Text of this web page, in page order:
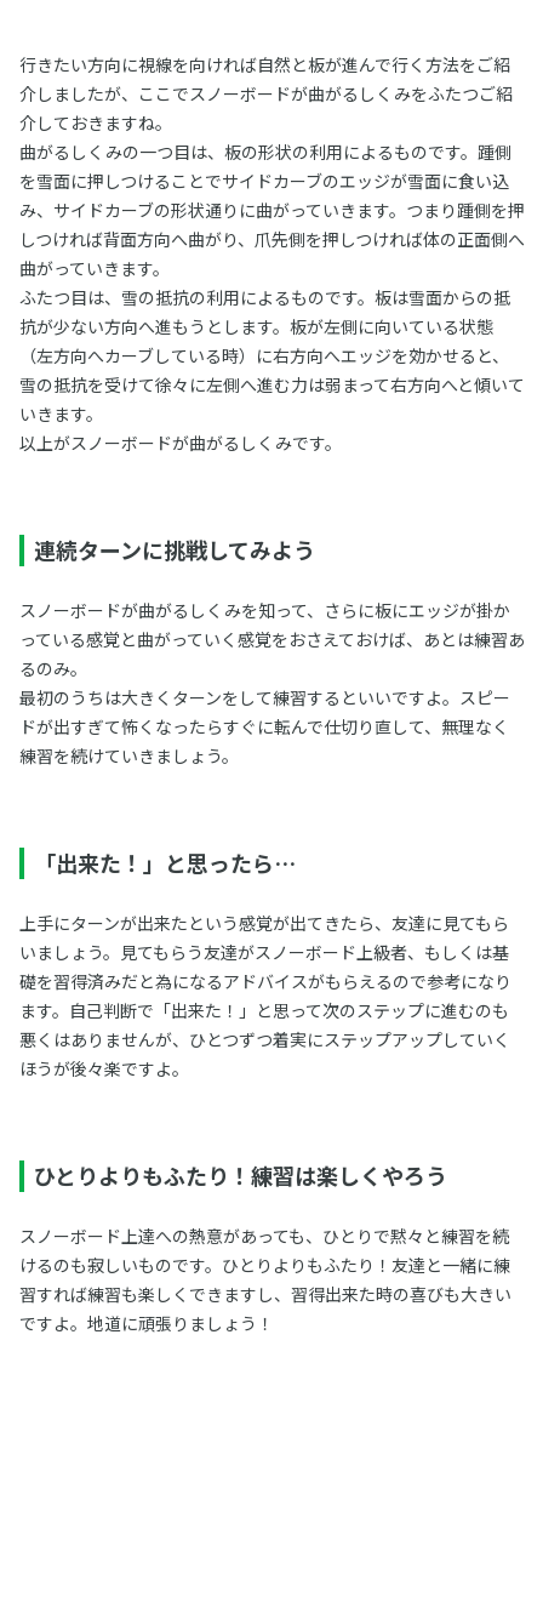
行きたい方向に視線を向ければ自然と板が進んで行く方法をご紹
介しましたが、ここでスノーボードが曲がるしくみをふたつご紹
介しておきますね。
曲がるしくみの一つ目は、板の形状の利用によるものです。踵側
を雪面に押しつけることでサイドカーブのエッジが雪面に食い込
み、サイドカーブの形状通りに曲がっていきます。つまり踵側を押
しつければ背面方向へ曲がり、爪先側を押しつければ体の正面側へ
曲がっていきます。
ふたつ目は、雪の抵抗の利用によるものです。板は雪面からの抵
抗が少ない方向へ進もうとします。板が左側に向いている状態
（左方向へカーブしている時）に右方向へエッジを効かせると、
雪の抵抗を受けて徐々に左側へ進む力は弱まって右方向へと傾いて
いきます。
以上がスノーボードが曲がるしくみです。
連続ターンに挑戦してみよう
スノーボードが曲がるしくみを知って、さらに板にエッジが掛か
っている感覚と曲がっていく感覚をおさえておけば、あとは練習あ
るのみ。
最初のうちは大きくターンをして練習するといいですよ。スピー
ドが出すぎて怖くなったらすぐに転んで仕切り直して、無理なく
練習を続けていきましょう。
「出来た！」と思ったら…
上手にターンが出来たという感覚が出てきたら、友達に見てもら
いましょう。見てもらう友達がスノーボード上級者、もしくは基
礎を習得済みだと為になるアドバイスがもらえるので参考になり
ます。自己判断で「出来た！」と思って次のステップに進むのも
悪くはありませんが、ひとつずつ着実にステップアップしていく
ほうが後々楽ですよ。
ひとりよりもふたり！練習は楽しくやろう
スノーボード上達への熱意があっても、ひとりで黙々と練習を続
けるのも寂しいものです。ひとりよりもふたり！友達と一緒に練
習すれば練習も楽しくできますし、習得出来た時の喜びも大きい
ですよ。地道に頑張りましょう！